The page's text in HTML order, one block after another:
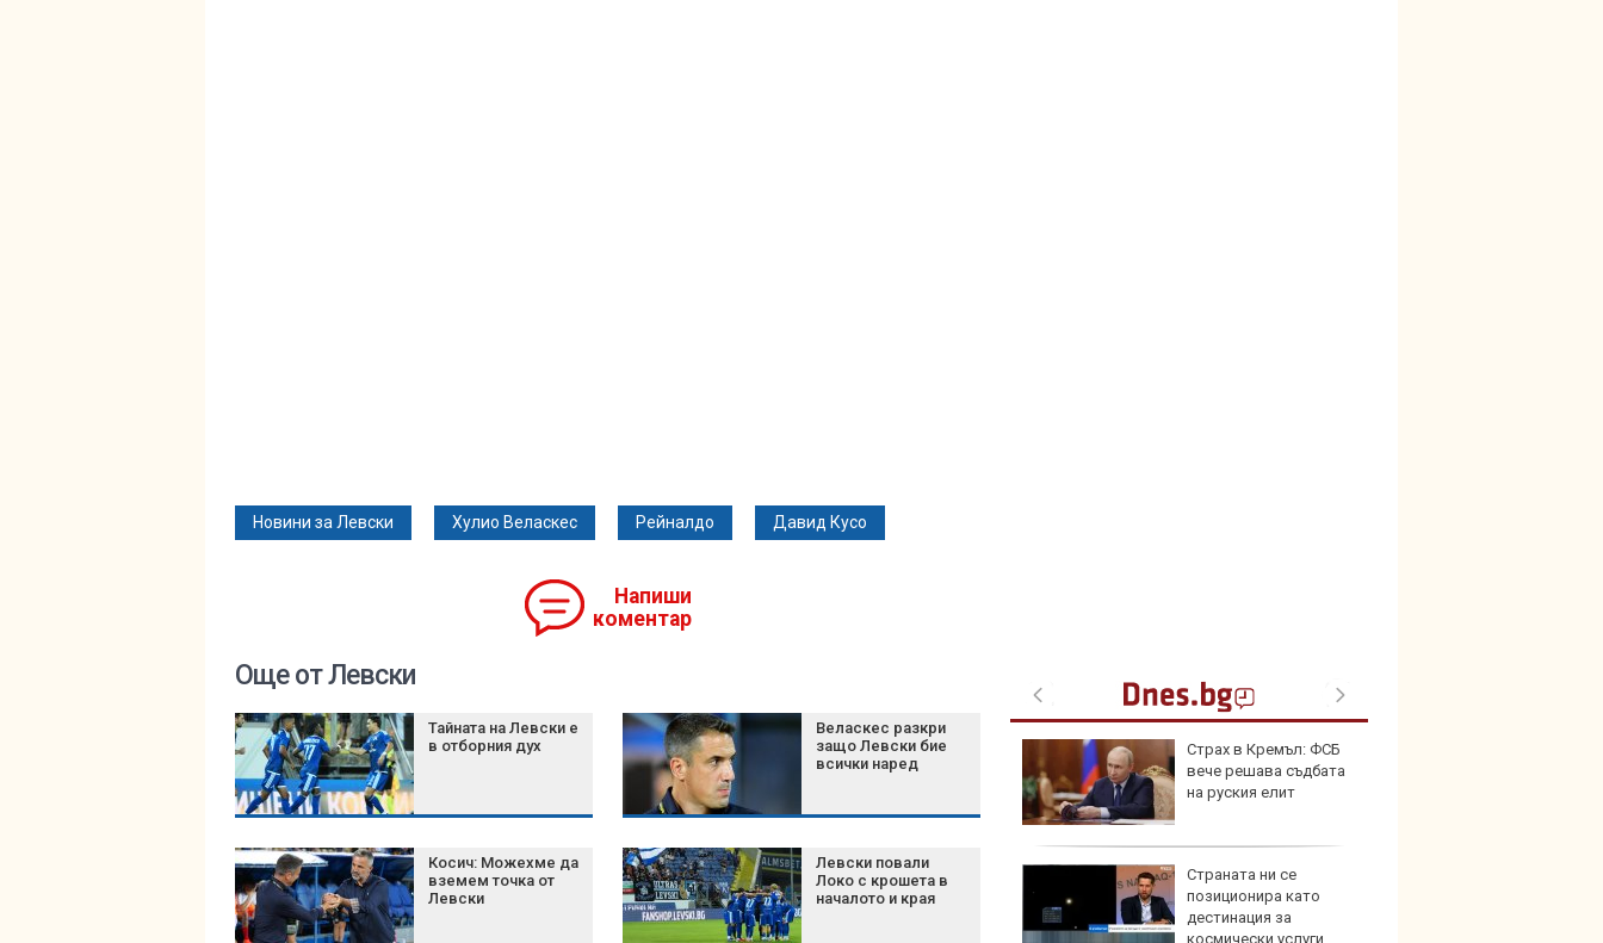
Новини за Левски Хулио Веласкес Рейналдо Давид Кусо
Напиши
коментар
Още от Левски
Тайната на Левски е
в отборния дух
Веласкес разкри
защо Левски бие
всички наред
Косич: Можехме да
вземем точка от
Левски
Левски повали
Локо с крошета в
началото и края
Църковен празник на 8
август: Какво носи
какво не бива да
По-добър живот за 3
зодии по време на
Страх в Кремъл: ФСБ
вече решава съдбата
на руския елит
Страната ни се
позиционира като
дестинация за
космически услуги